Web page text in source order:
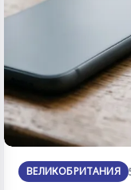
ВЕЛИКОБРИТАНИЯ